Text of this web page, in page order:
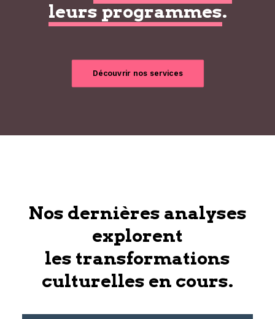
leurs programmes.
Découvrir nos services
Nos dernières analyses
explorent
les transformations
culturelles en cours.